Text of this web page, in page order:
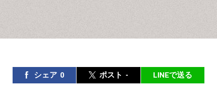
シェア 0 ポスト - LINEで送る